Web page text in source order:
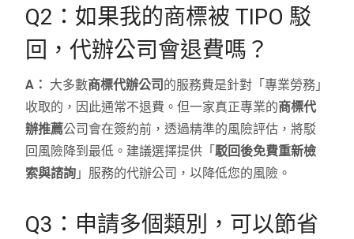
Q2：如果我的商標被 TIPO 駁
回，代辦公司會退費嗎？
A： 大多數商標代辦公司 的服務費是針對「專業勞務」
收取的，因此通常不退費。但一家真正專業的商標代
辦推薦公司會在簽約前，透過精準的風險評估，將駁
回風險降到最低。建議選擇提供「駁回後免費重新檢
索與諮詢 」服務的代辦公司，以降低您的風險。
Q3：申請多個類別，可以節省